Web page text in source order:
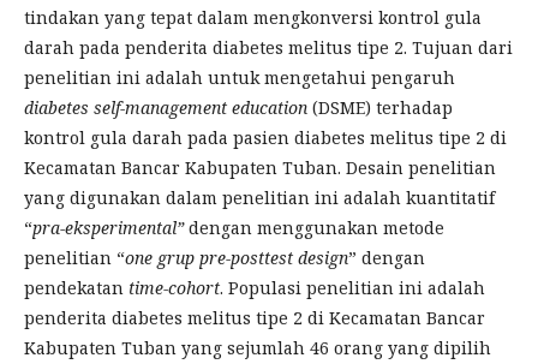
tindakan yang tepat dalam mengkonversi kontrol gula
darah pada penderita diabetes melitus tipe 2. Tujuan dari
penelitian ini adalah untuk mengetahui pengaruh
diabetes self-management education (DSME) terhadap
kontrol gula darah pada pasien diabetes melitus tipe 2 di
Kecamatan Bancar Kabupaten Tuban. Desain penelitian
yang digunakan dalam penelitian ini adalah kuantitatif
“pra-eksperimental”dengan menggunakan metode
penelitian “one grup pre-posttest design” dengan
pendekatan time-cohort. Populasi penelitian ini adalah
penderita diabetes melitus tipe 2 di Kecamatan Bancar
Kabupaten Tuban yang sejumlah 46 orang yang dipilih